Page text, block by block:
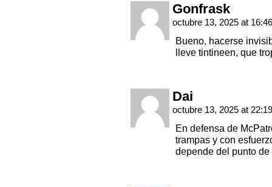
Gonfrask
octubre 13, 2025 at
Bueno, hacerse
lleve tintineen, que
Dai
octubre 13, 2025 at
En defensa de
trampas y con
depende del punto